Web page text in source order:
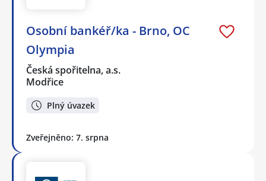
Osobní bankéř/ka - Brno, OC
Olympia
Česká spořitelna, a.s.
Modřice
Plný úvazek
Zveřejněno: 7. srpna